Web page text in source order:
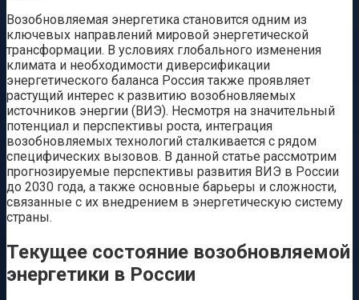
Возобновляемая энергетика становится одним из
ключевых направлений мировой энергетической
трансформации. В условиях глобального изменения
климата и необходимости диверсификации
энергетического баланса Россия также проявляет
растущий интерес к развитию возобновляемых
источников энергии (ВИЭ). Несмотря на значительный
потенциал и перспективы роста, интеграция
возобновляемых технологий сталкивается с рядом
специфических вызовов. В данной статье рассмотрим
прогнозируемые перспективы развития ВИЭ в России
до 2030 года, а также основные барьеры и сложности,
связанные с их внедрением в энергетическую систему
страны.
Текущее состояние возобновляемой
энергетики в России